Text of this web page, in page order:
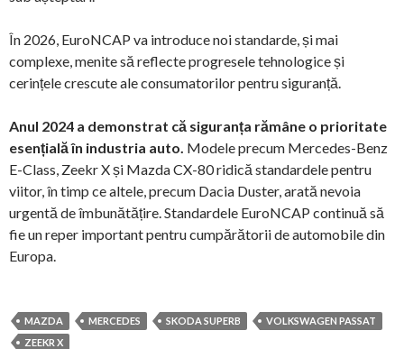
În 2026, EuroNCAP va introduce noi standarde, și mai
complexe, menite să reflecte progresele tehnologice și
cerințele crescute ale consumatorilor pentru siguranță.
Anul 2024 a demonstrat că siguranța rămâne o prioritate
esențială în industria auto. Modele precum Mercedes-Benz
E-Class, Zeekr X și Mazda CX-80 ridică standardele pentru
viitor, în timp ce altele, precum Dacia Duster, arată nevoia
urgentă de îmbunătățire. Standardele EuroNCAP continuă să
fie un reper important pentru cumpărătorii de automobile din
Europa.
MAZDA MERCEDES SKODA SUPERB
VOLKSWAGEN PASSAT
ZEEKR X